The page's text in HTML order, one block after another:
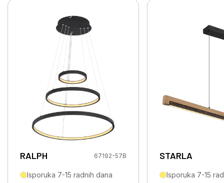
RALPH 67192-57B
Isporuka 7-15 radnih dana
STARLA
Isporuka 7-15